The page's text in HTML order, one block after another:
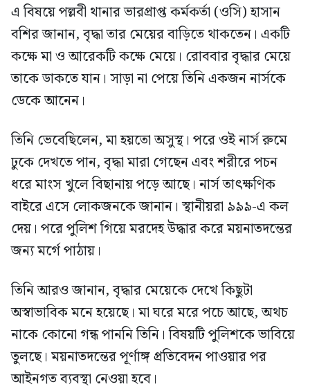
এ বিষয়ে পল্লবী থানার ভারপ্রাপ্ত কর্মকর্তা (ওসি) হাসান
বশির জানান, বৃদ্ধা তার মেয়ের বাড়িতে থাকতেন। একটি
কক্ষে মা ও আরেকটি কক্ষে মেয়ে। রোববার বৃদ্ধার মেয়ে
তাকে ডাকতে যান। সাড়া না পেয়ে তিনি একজন নার্সকে
ডেকে আনেন।
তিনি ভেবেছিলেন, মা হয়তো অসুস্থ। পরে ওই নার্স রুমে
ঢুকে দেখতে পান, বৃদ্ধা মারা গেছেন এবং শরীরে পচন
ধরে মাংস খুলে বিছানায় পড়ে আছে। নার্স তাৎক্ষণিক
বাইরে এসে লোকজনকে জানান। স্থানীয়রা ৯৯৯-এ কল
দেয়। পরে পুলিশ গিয়ে মরদেহ উদ্ধার করে ময়নাতদন্তের
জন্য মর্গে পাঠায়।
তিনি আরও জানান, বৃদ্ধার মেয়েকে দেখে কিছুটা
অস্বাভাবিক মনে হয়েছে। মা ঘরে মরে পচে আছে, অথচ
নাকে কোনো গন্ধ পাননি তিনি। বিষয়টি পুলিশকে ভাবিয়ে
তুলছে। ময়নাতদন্তের পূর্ণাঙ্গ প্রতিবেদন পাওয়ার পর
আইনগত ব্যবস্থা নেওয়া হবে।